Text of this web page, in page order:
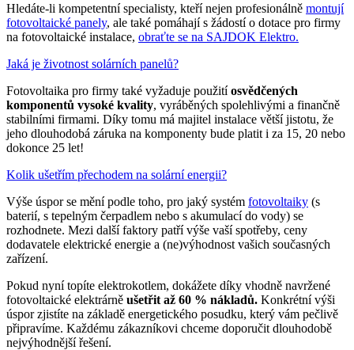
Hledáte-li kompetentní specialisty, kteří nejen profesionálně montují
fotovoltaické panely, ale také pomáhají s žádostí o dotace pro firmy
na fotovoltaické instalace, obraťte se na SAJDOK Elektro.
Jaká je životnost solárních panelů?
Fotovoltaika pro firmy také vyžaduje použitíosvědčených
komponentů vysoké kvality, vyráběných spolehlivými a finančně
stabilními firmami. Díky tomu má majitel instalace větší jistotu, že
jeho dlouhodobá záruka na komponenty bude platit i za 15, 20 nebo
dokonce 25 let!
Kolik ušetřím přechodem na solární energii?
Výše úspor se mění podle toho, pro jaký systém fotovoltaiky (s
baterií, s tepelným čerpadlem nebo s akumulací do vody) se
rozhodnete. Mezi další faktory patří výše vaší spotřeby, ceny
dodavatele elektrické energie a (ne)výhodnost vašich současných
zařízení.
Pokud nyní topíte elektrokotlem, dokážete díky vhodně navržené
fotovoltaické elektrárně ušetřit až 60 % nákladů. Konkrétní výši
úspor zjistíte na základě energetického posudku, který vám pečlivě
připravíme. Každému zákazníkovi chceme doporučit dlouhodobě
nejvýhodnější řešení.